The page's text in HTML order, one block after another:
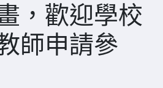
，歡迎學校
師申請參